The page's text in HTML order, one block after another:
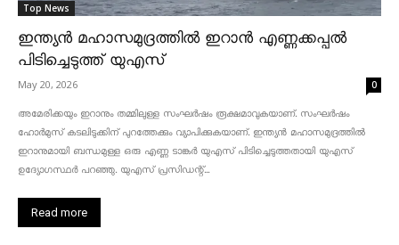
Top News
ഇന്ത്യൻ മഹാസമുദ്രത്തിൽ ഇറാൻ എണ്ണക്കപ്പൽ
പിടിച്ചെടുത്ത് യുഎസ്
May 20, 2026 0
അമേരിക്കയും ഇറാനും തമ്മിലുള്ള സംഘർഷം രൂക്ഷമാവുകയാണ്. സംഘർഷം
ഹോർമുസ് കടലിടുക്കിന് പുറത്തേക്കും വ്യാപിക്കുകയാണ്. ഇന്ത്യൻ മഹാസമുദ്രത്തിൽ
ഇറാനുമായി ബന്ധമുള്ള ഒരു എണ്ണ ടാങ്കർ യുഎസ് പിടിച്ചെടുത്തതായി യുഎസ്
ഉദ്യോഗസ്ഥർ പറഞ്ഞു. യുഎസ് പ്രസിഡന്റ്...
Read more